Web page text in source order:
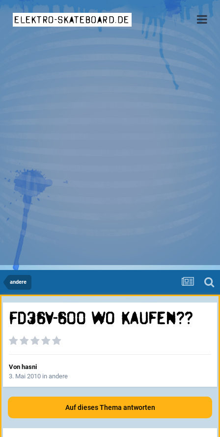
elektro-skateboard.de
andere
FD36V-600 wo kaufen??
Von hasni
3. Mai 2010 in andere
Auf dieses Thema antworten